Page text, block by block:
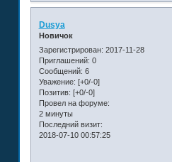
Dusya
Новичок
Зарегистрирован: 2017-11-28
Приглашений: 0
Сообщений: 6
Уважение: [+0/-0]
Позитив: [+0/-0]
Провел на форуме:
2 минуты
Последний визит:
2018-07-10 00:57:25